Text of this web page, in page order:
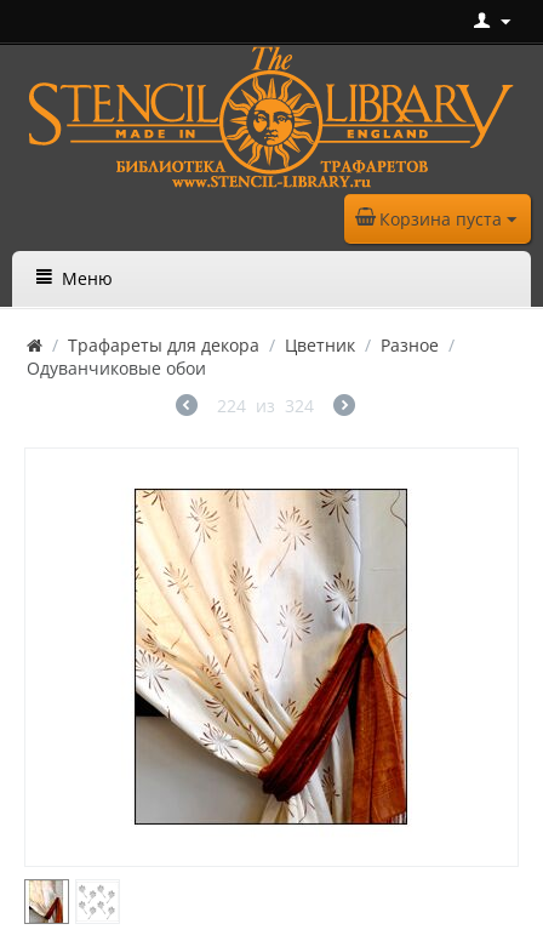
Корзина пуста
Меню
/ Трафареты для декора / Цветник / Разное /
Одуванчиковые обои
224 из 324